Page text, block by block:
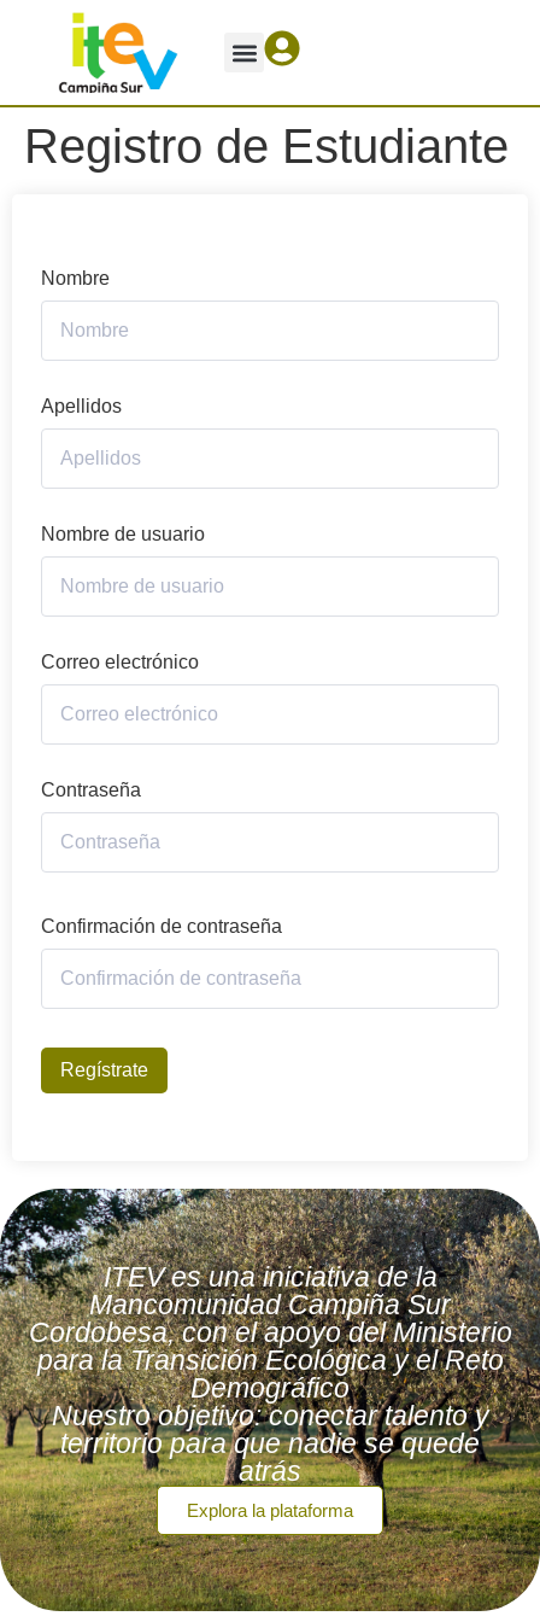
Registro de Estudiante
Nombre
Apellidos
Nombre de usuario
Correo electrónico
Contraseña
Confirmación de contraseña
Regístrate
ITEV es una iniciativa de la
Mancomunidad Campiña Sur
Cordobesa, con el apoyo del Ministerio
para la Transición Ecológica y el Reto
Demográfico
Nuestro objetivo: conectar talento y
territorio para que nadie se quede
atrás
Explora la plataforma